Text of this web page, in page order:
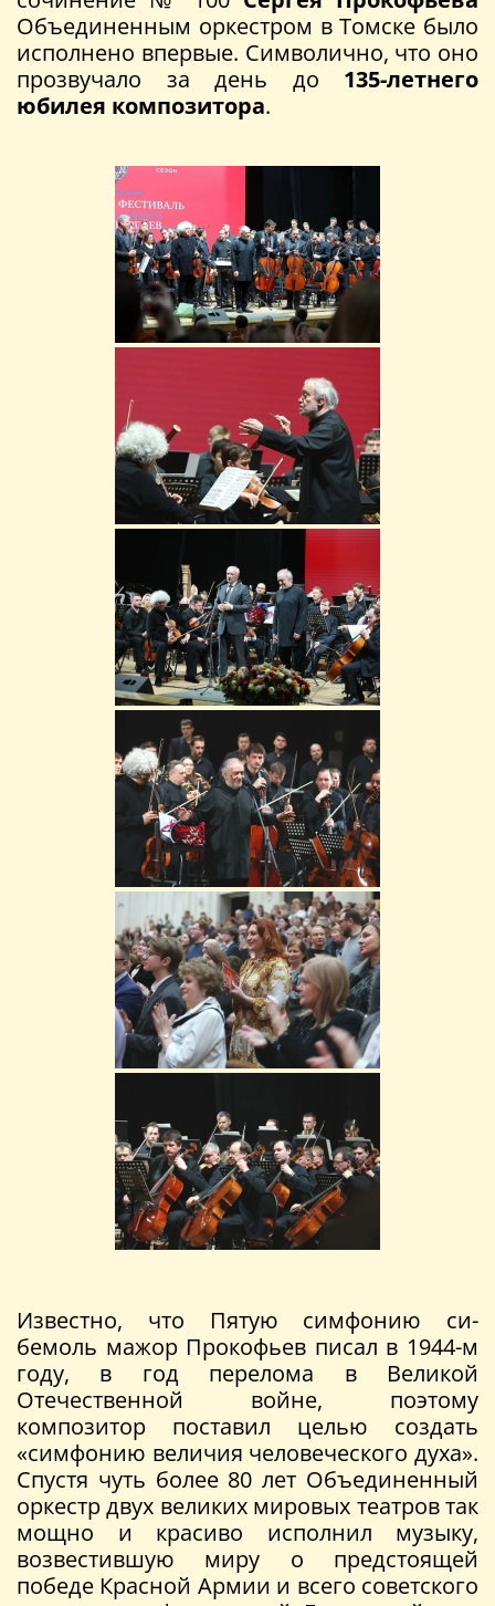
Объединенным оркестром в Томске было
исполнено впервые. Символично, что оно
прозвучало за день до 135-летнего
юбилея композитора.
Известно, что Пятую симфонию си-
бемоль мажор Прокофьев писал в 1944-м
году, в год перелома в Великой
Отечественной войне, поэтому
композитор поставил целью создать
«симфонию величия человеческого духа».
Спустя чуть более 80 лет Объединенный
оркестр двух великих мировых театров так
мощно и красиво исполнил музыку,
возвестившую миру о предстоящей
победе Красной Армии и всего советского